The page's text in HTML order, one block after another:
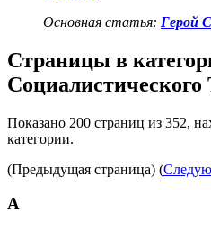
Основная статья: Герой
Страницы в
Социалистического
Показано 200 страниц из 352,
категории.
(Предыдущая страница) (
А